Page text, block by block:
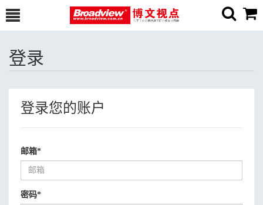
登录
登录您的账户
邮箱*
密码*